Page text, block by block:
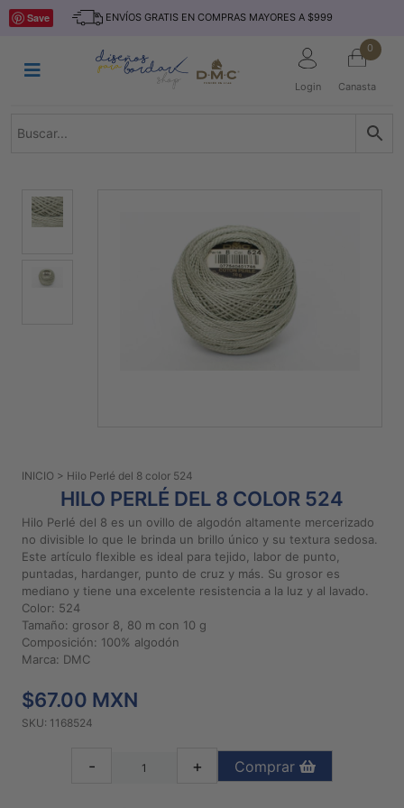
Saltar
ENVÍOS GRATIS EN COMPRAS MAYORES A $999
Login
0
Canasta
INICIO
TEJIDO
TELAS
MARCAS
Preguntas
frecuentes
Aviso De
Privacidad
Políticas
Compra
2026
Save
INICIO > Hilo Perlé del 8 color 524
HILO PERLÉ DEL 8 COLOR 524
Hilo Perlé del 8 es un ovillo de algodón altamente mercerizado
no divisible lo que le brinda un brillo único y su textura sedosa.
Este artículo flexible es ideal para tejido, labor de punto,
puntadas, hardanger, punto de cruz y más. Su grosor es
mediano y tiene una excelente resistencia a la luz y al lavado.
Color: 524
Tamaño: grosor 8, 80 m con 10 g
Composición: 100% algodón
Marca: DMC
$67.00 MXN
SKU: 1168524
- + Comprar